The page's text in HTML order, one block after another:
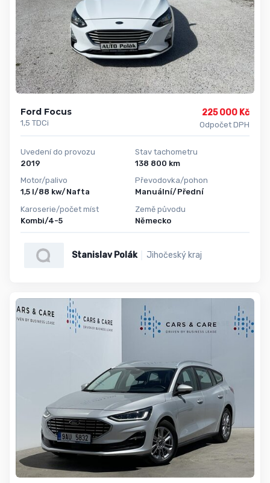
Ford Focus
1,5 TDCi
225 000 Kč
Odpočet DPH
Uvedení do provozu
2019
Motor/palivo
1,5 l/88 kw/Nafta
Karoserie/počet míst
Kombi/4-5
Stav tachometru
138 800 km
Převodovka/pohon
Manuální/Přední
Země původu
Německo
Stanislav Polák Jihočeský kraj